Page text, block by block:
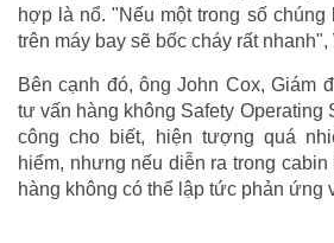
hợp là nổ. "Nếu một trong số chúng
trên máy bay sẽ bốc cháy rất
Bên cạnh đó, ông John Cox, Giám
tư vấn hàng không Safety Operating
công cho biết, hiện tượng quá
hiểm, nhưng nếu diễn ra trong
hàng không có thể lập tức phản ứng